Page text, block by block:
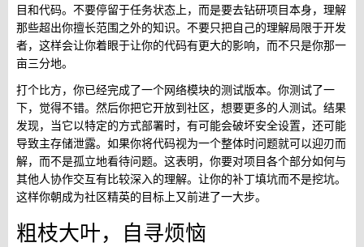
目和代码。不要停留于任务状态上，而是要去钻研项目本身，理解
那些超出你擅长范围之外的知识。不要只把自己的理解局限于开发
者，这样会让你着眼于让你的代码有更大的影响，而不只是你那一
亩三分地。
打个比方，你已经完成了一个网络模块的测试版本。你测试了一
下，觉得不错。然后你把它开放到社区，想要更多的人测试。结果
发现，当它以特定的方式部署时，有可能会破坏安全设置，还可能
导致主存储泄露。如果你将代码视为一个整体时问题就可以迎刃而
解，而不是孤立地看待问题。这表明，你要对项目各个部分如何与
其他人协作交互有比较深入的理解。让你的补丁填坑而不是挖坑。
这样你朝成为社区精英的目标上又前进了一大步。
粗枝大叶，自寻烦恼